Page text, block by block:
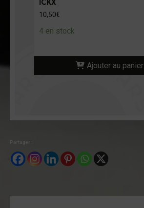
10,50€
4 en stock
Ajouter au panier
Partager :